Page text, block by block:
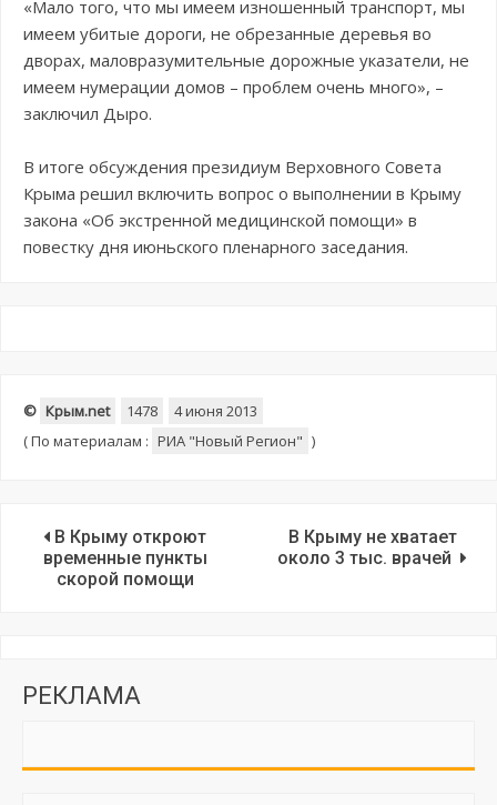
«Мало того, что мы имеем изношенный транспорт, мы
имеем убитые дороги, не обрезанные деревья во
дворах, маловразумительные дорожные указатели, не
имеем нумерации домов – проблем очень много», –
заключил Дыро.
В итоге обсуждения президиум Верховного Совета
Крыма решил включить вопрос о выполнении в Крыму
закона «Об экстренной медицинской помощи» в
повестку дня июньского пленарного заседания.
© Крым.net 1478
4 июня 2013
(По материалам : РИА "Новый Регион" )
В Крыму откроют
временные пункты
скорой помощи
В Крыму не хватает
около 3 тыс. врачей
РЕКЛАМА